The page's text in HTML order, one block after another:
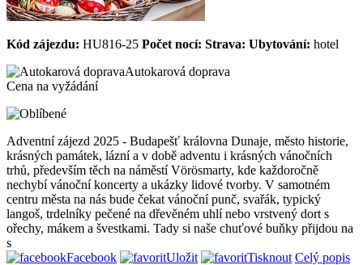
Kód zájezdu: HU816-25 Počet nocí: Strava: Ubytování: hotel
Autokarová doprava
Cena na vyžádání
Adventní zájezd 2025 - Budapešť královna Dunaje, město historie,
krásných památek, lázní a v době adventu i krásných vánočních
trhů, především těch na náměstí Vörösmarty, kde každoročně
nechybí vánoční koncerty a ukázky lidové tvorby. V samotném
centru města na nás bude čekat vánoční punč, svařák, typický
langoš, trdelníky pečené na dřevěném uhlí nebo vrstvený dort s
ořechy, mákem a švestkami. Tady si naše chuťové buňky přijdou na
s
Facebook
Uložit Tisknout Celý popis